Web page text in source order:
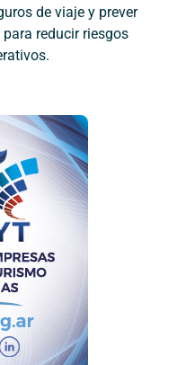
de viaje y prever
reducir riesgos